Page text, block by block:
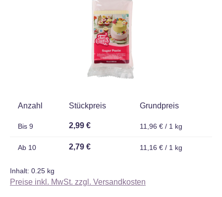
Anzahl Stückpreis Grundpreis
Bis 9 2,99 € 11,96 € / 1 kg
Ab 10 2,79 € 11,16 € / 1 kg
Inhalt: 0.25 kg
Preise inkl. MwSt. zzgl. Versandkosten